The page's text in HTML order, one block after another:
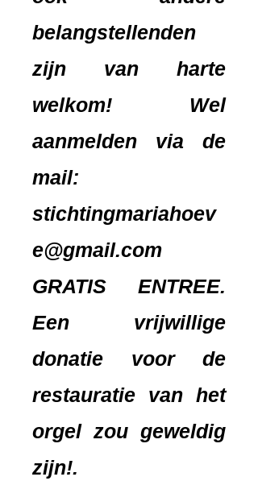
belangstellenden
zijn van harte
welkom! Wel
aanmelden via de
mail:
stichtingmariahoev
e@gmail.com
GRATIS ENTREE.
Een vrijwillige
donatie voor de
restauratie van het
orgel zou geweldig
zijn!.